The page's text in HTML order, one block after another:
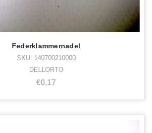
Federklammernadel
SKU: 140700210000
DELLORTO
€0,17